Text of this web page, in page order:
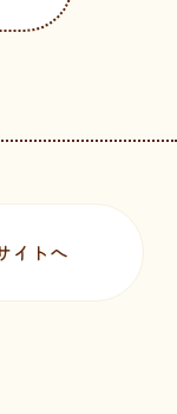
イトへ